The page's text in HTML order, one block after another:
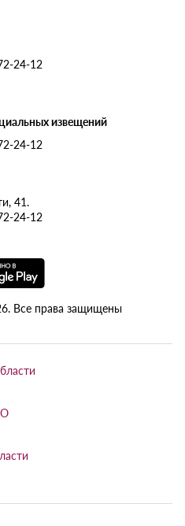
24-12
извещений
24-12
41.
24-12
Все права защищены